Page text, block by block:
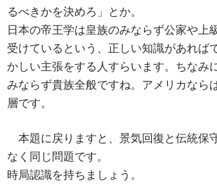
るべきかを決めろ」とか。
日本の帝王学は皇族のみならず公家や上
受けているという、正しい知識があれば
かしい主張をする人すらいます。ちなみ
みならず貴族全般ですね。アメリカなら
層です。
本題に戻りますと、景気回復と伝統保
なく同じ問題です。
時局認識を持ちましょう。